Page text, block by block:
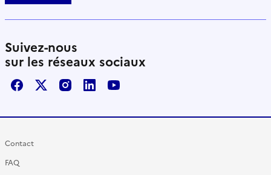
Suivez-nous
sur les réseaux sociaux
FacebookX / TwitterInstagram
LinkedInYoutube
Contact
FAQ